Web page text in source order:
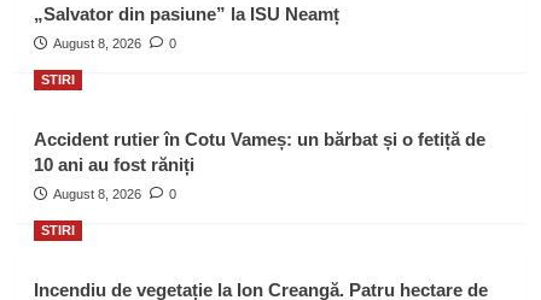
„Salvator din pasiune” la ISU Neamț
August 8, 2026 0
STIRI
Accident rutier în Cotu Vameș: un bărbat și o fetiță de
10 ani au fost răniți
August 8, 2026 0
STIRI
Incendiu de vegetație la Ion Creangă. Patru hectare de